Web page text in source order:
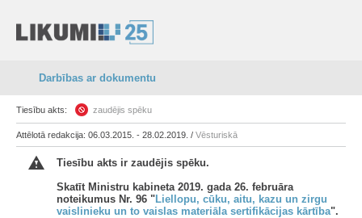
Darbības ar dokumentu
Tiesību akts: zaudējis spēku
Attēlotā redakcija: 06.03.2015. - 28.02.2019. / Vēsturiskā
Tiesību akts ir zaudējis spēku.
Skatīt Ministru kabineta 2019. gada 26. februāra
noteikumus Nr. 96 "Liellopu, cūku, aitu, kazu un zirgu
vaislinieku un to vaislas materiāla sertifikācijas kārtība".